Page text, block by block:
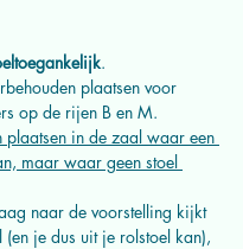
.
plaatsen voor
op de rijen B en M.
plaatsen in de zaal waar een
maar waar geen stoel
naar de voorstelling kijkt
(en je dus uit je rolstoel kan),